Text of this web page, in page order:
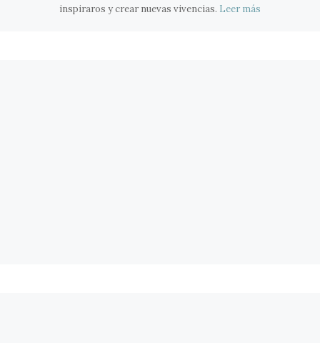
inspiraros y crear nuevas vivencias. Leer más